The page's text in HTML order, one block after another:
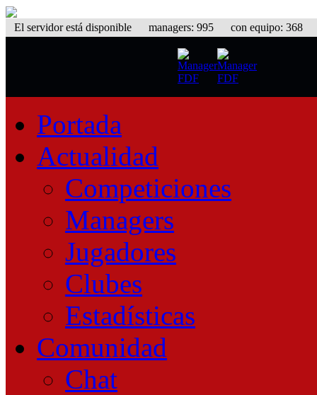
El servidor está disponible managers: 995 con equipo: 368
Portada
Actualidad
Competiciones
Managers
Jugadores
Clubes
Estadísticas
Comunidad
Chat